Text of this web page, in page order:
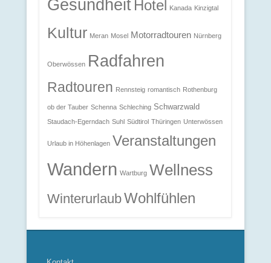
Gesundheit Hotel Kanada Kinzigtal
Kultur Meran Mosel Motorradtouren Nürnberg
Oberwössen Radfahren
Radtouren Rennsteig romantisch Rothenburg
ob der Tauber Schenna Schleching Schwarzwald
Staudach-Egerndach Suhl Südtirol Thüringen Unterwössen
Urlaub in Höhenlagen Veranstaltungen
Wandern Wartburg Wellness
WinterurlaubWohlfühlen